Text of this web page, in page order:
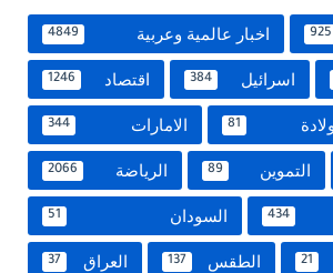
925 اخبار عالمية وعربية 4849
اسرائيل 384 اقتصاد 1246
81 الامارات 344
التموين 89 الرياضة 2066
434 السودان 51
21 الطقس 137 العراق 37